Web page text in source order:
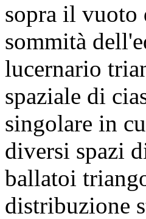
sopra il vuoto
sommità
lucernario
spaziale di
singolare in
diversi spazi
ballatoi
distribuzione